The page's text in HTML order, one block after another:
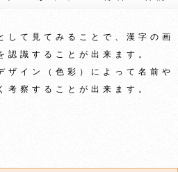
して見てみることで、漢字の画
認識することが出来ます。
ザイン（色彩）によって名前や
考察することが出来ます。